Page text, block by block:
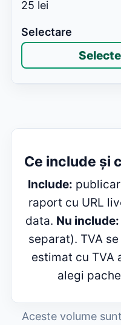
25 lei
Ce include și
Include:
raport cu URL
data. Nu include:
separat). TVA
estimat cu TVA
alegi
Aceste volume